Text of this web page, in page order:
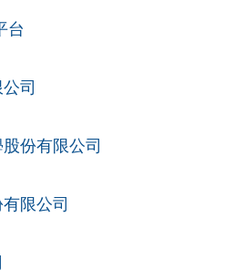
台
司
份有限公司
限公司